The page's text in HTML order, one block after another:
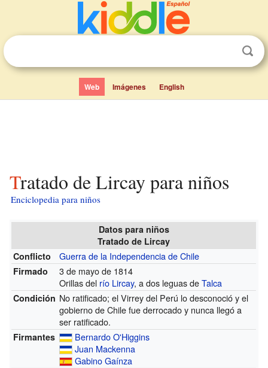
Web Imágenes English
Tratado de Lircay para niños
Enciclopedia para niños
Datos para niños
Tratado de Lircay
Conflicto
Guerra de la Independencia de Chile
Firmado
3 de mayo de 1814
Orillas del río Lircay, a dos leguas deTalca
Condición No ratificado; el Virrey del Perú lo desconoció y el
gobierno de Chile fue derrocado y nunca llegó a
ser ratificado.
Firmantes
Bernardo O'Higgins
Juan Mackenna
Gabino Gaínza